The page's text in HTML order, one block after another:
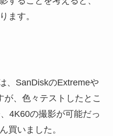
ます。
、SanDiskのExtremeや
が、色々テストしたとこ
4K60の撮影が可能だっ
買いました。